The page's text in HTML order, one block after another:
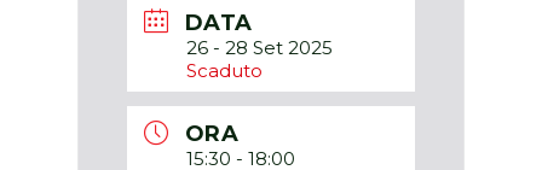
DATA
26 - 28 Set 2025
Scaduto
ORA
15:30 - 18:00